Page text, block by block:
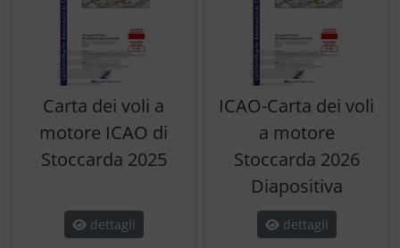
Carta dei voli a
motore ICAO di
Stoccarda 2025
dettagli
ICAO-Carta dei voli
a motore
Stoccarda 2026
Diapositiva
dettagli